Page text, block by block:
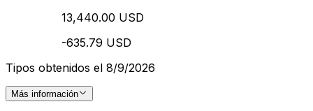
13,440.00 USD
-635.79 USD
Tipos obtenidos el 8/9/2026
Más información